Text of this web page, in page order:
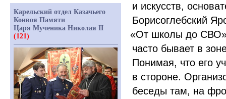
и искусств,
Борисоглебский
«От школы до
часто бывает в
Понимая, что его
в стороне.
беседы там, на
Карельский отдел Казачьего
Конвоя Памяти
Царя Мученика Николая II
(121)